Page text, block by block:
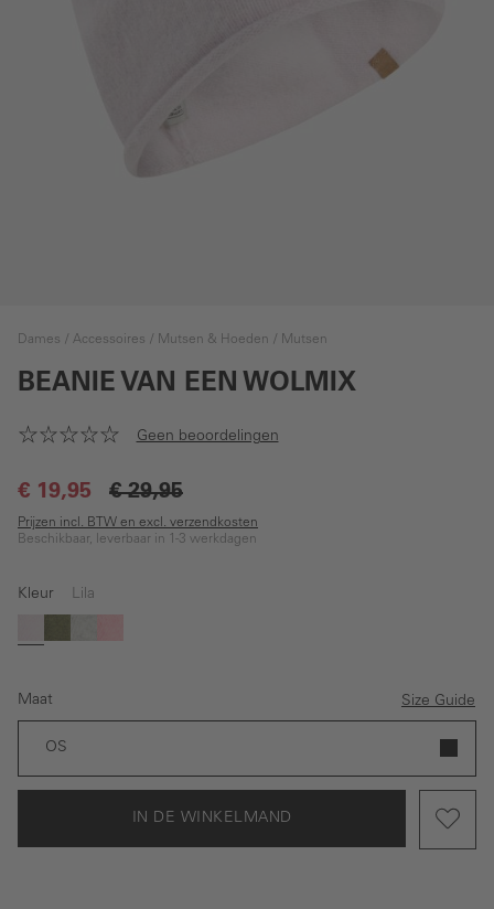
Dames Accessoires Mutsen & Hoeden Mutsen
BEANIE VAN EEN WOLMIX
Geen beoordelingen
€ 19,95 € 29,95
Prijzen incl. BTW en excl. verzendkosten
Beschikbaar, leverbaar in 1-3 werkdagen
Kleur Lila
LilaDonkergroen
GrijsRoze
Maat Size Guide
OS
IN DE WINKELMAND